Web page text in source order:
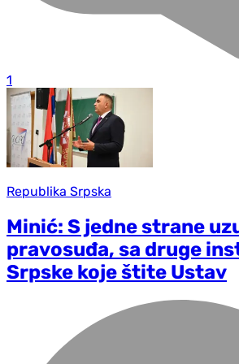
1
Republika Srpska
Minić: S jedne strane
pravosuđa, sa druge
Srpske koje štite Ustav